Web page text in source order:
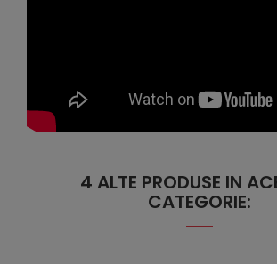
4 ALTE PRODUSE IN
CATEGORIE: